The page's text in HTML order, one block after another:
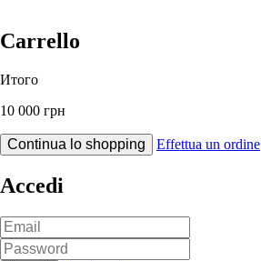
Carrello
Итого
10 000 грн
Continua lo shopping Effettua un ordine
Accedi